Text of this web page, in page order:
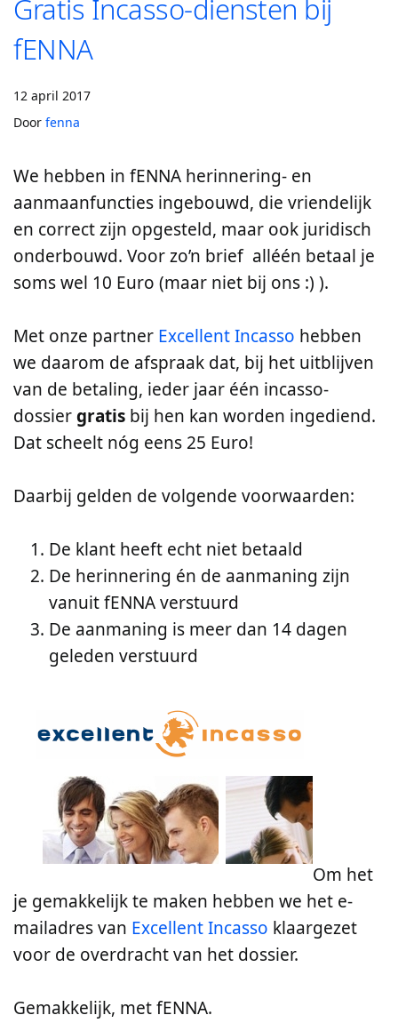
Gratis Incasso-diensten bij
fENNA
12 april 2017
Door fenna
We hebben in fENNA herinnering- en
aanmaanfuncties ingebouwd, die vriendelijk
en correct zijn opgesteld, maar ook juridisch
onderbouwd. Voor zo’n brief alléén betaal je
soms wel 10 Euro (maar niet bij ons :) ).
Met onze partner Excellent Incasso hebben
we daarom de afspraak dat, bij het uitblijven
van de betaling, ieder jaar één incasso-
dossiergratis bij hen kan worden ingediend.
Dat scheelt nóg eens 25 Euro!
Daarbij gelden de volgende voorwaarden:
De klant heeft echt niet betaald
De herinnering én de aanmaning zijn
vanuit fENNA verstuurd
De aanmaning is meer dan 14 dagen
geleden verstuurd
Om het
je gemakkelijk te maken hebben we het e-
mailadres van Excellent Incasso klaargezet
voor de overdracht van het dossier.
Gemakkelijk, met fENNA.